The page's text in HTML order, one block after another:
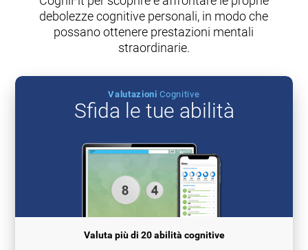
debolezze cognitive personali, in modo che
possano ottenere prestazioni mentali
straordinarie.
Valutazioni Cognitive
Sfida le tue abilità
Valuta più di 20 abilità cognitive